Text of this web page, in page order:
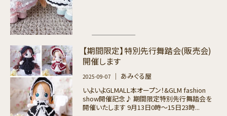
【期間限定】特別先行舞踏会(販売会)
開催します
2025-09-07
｜ あみぐる屋
いよいよGLMALL本オープン！&GLM fashion
show開催記念♪ 期間限定特別先行舞踏会を
開催いたします 9月13日0時〜15日23時...